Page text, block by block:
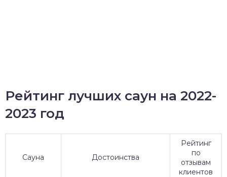
Рейтинг лучших саун на 2022-
2023 год
Сауна Достоинства
Рейтинг
по
отзывам
клиентов